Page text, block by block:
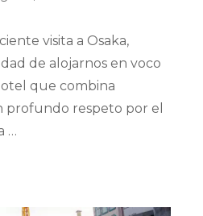
visita a Osaka,
de alojarnos en voco
que combina
profundo respeto por el
…